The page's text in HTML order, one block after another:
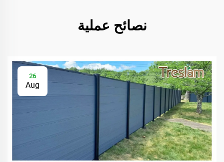
نصائح عملية
26
Aug